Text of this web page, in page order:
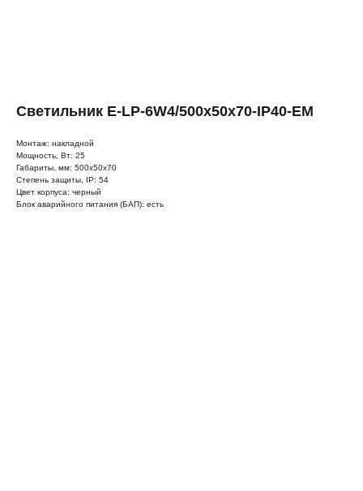
Светильник E-LP-6W4/500х50х70-IP40-EM
Монтаж: накладной
Мощность, Вт: 25
Габариты, мм: 500х50х70
Степень защиты, IP: 54
Цвет корпуса: черный
Блок аварийного питания (БАП): есть